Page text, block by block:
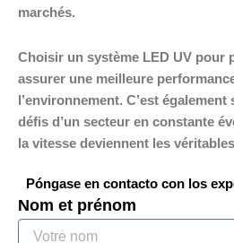
marchés.
Choisir un système LED UV pour
assurer une meilleure
l’environnement. C’est
défis d’un secteur en constante
la vitesse deviennent les
Póngase en contacto con los
Nom et prénom